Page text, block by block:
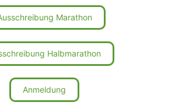
Marathon
Halbmarathon
Anmeldung